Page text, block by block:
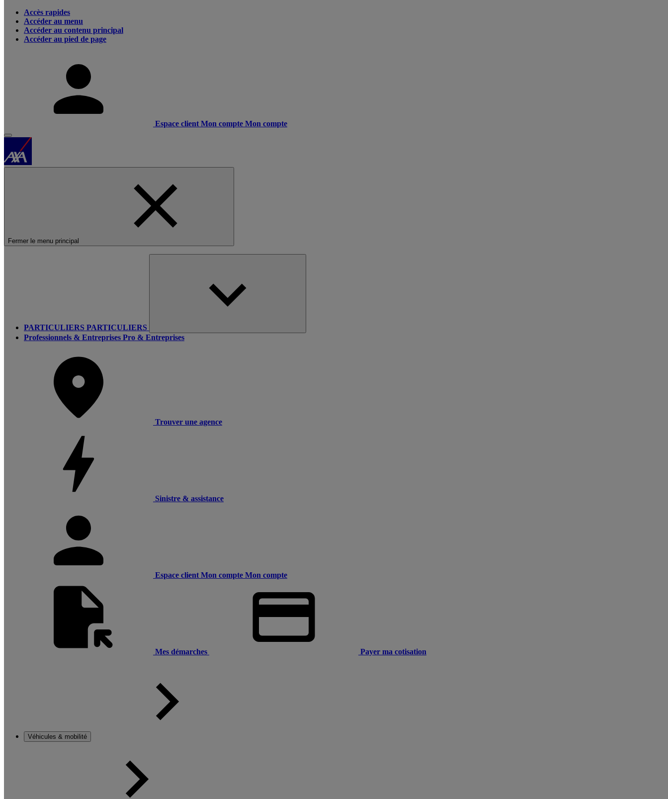
Accès rapides
Accéder au menu
Accéder au contenu principal
Accéder au pied de page
Espace client Mon compte Mon compte
Fermer le menu principal
PARTICULIERS PARTICULIERS
Professionnels & Entreprises Pro & Entreprises
Trouver une agence
Sinistre & assistance
Espace client Mon compte Mon compte
Mes démarches Payer ma cotisation
Véhicules & mobilité